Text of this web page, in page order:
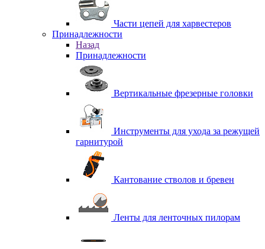
Части цепей для харвестеров
Принадлежности
Назад
Принадлежности
Вертикальные фрезерные головки
Инструменты для ухода за режущей
гарнитурой
Кантование стволов и бревен
Ленты для ленточных пилорам